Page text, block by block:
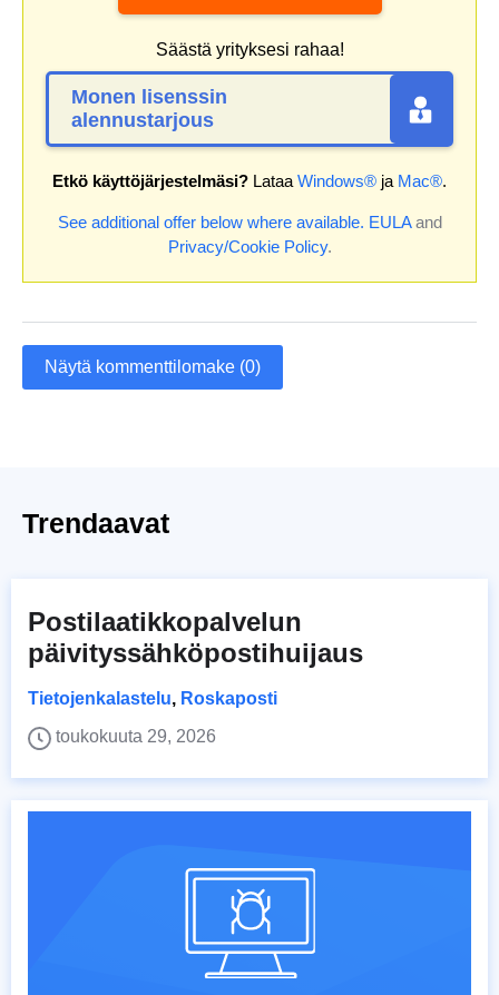
Säästä yrityksesi rahaa!
Monen lisenssin
alennustarjous
Etkö käyttöjärjestelmäsi? Lataa Windows® ja Mac®.
See additional offer below where available. EULAand
Privacy/Cookie Policy.
Näytä kommenttilomake (0)
Trendaavat
Postilaatikkopalvelun
päivityssähköpostihuijaus
Tietojenkalastelu, Roskaposti
toukokuuta 29, 2026